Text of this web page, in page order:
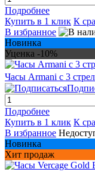
Подробнее
Купить в 1 клик К
В избранное
Новинка
Уценка -10%
Часы Armani с 3
Подробнее
Купить в 1 клик К
В избранное
Новинка
Хит продаж